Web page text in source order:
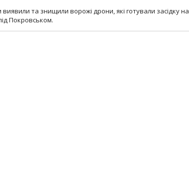
виявили та знищили ворожі дрони, які готували засідку на
Покровськом.